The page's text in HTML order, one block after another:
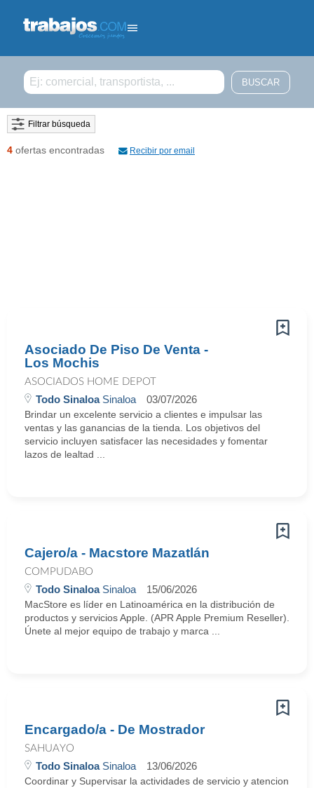
Filtrar búsqueda
4 ofertas encontradas Recibir por email
Asociado De Piso De Venta -
Los Mochis
ASOCIADOS HOME DEPOT
Todo SinaloaSinaloa 03/07/2026
Brindar un excelente servicio a clientes e impulsar las
ventas y las ganancias de la tienda. Los objetivos del
servicio incluyen satisfacer las necesidades y fomentar
lazos de lealtad ...
Cajero/a - Macstore Mazatlán
COMPUDABO
Todo SinaloaSinaloa 15/06/2026
MacStore es líder en Latinoamérica en la distribución de
productos y servicios Apple. (APR Apple Premium Reseller).
Únete al mejor equipo de trabajo y marca ...
Encargado/a - De Mostrador
SAHUAYO
Todo SinaloaSinaloa 13/06/2026
Coordinar y Supervisar la actividades de servicio y atencion